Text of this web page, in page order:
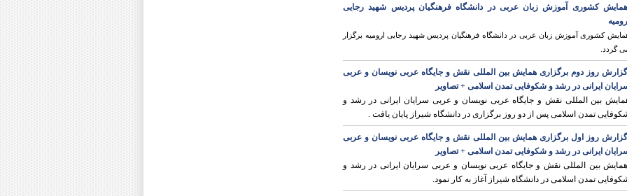
همایش کشوری آموزش زبان عربی در دانشگاه فرهنگیان پردیس شهید رجایی
ارومیه
کشوری آموزش زبان عربی در دانشگاه فرهنگیان پردیس شهید رجایی ارومیه برگزار
گردد.
گزارش روز دوم برگزاری همایش بین المللی نقش و جایگاه عربی نویسان و عربی
ایرانی در رشد و شکوفایی تمدن اسلامی + تصاویر
بین المللی نقش و جایگاه عربی نویسان و عربی سرایان ایرانی در رشد و
تمدن اسلامی پس از دو روز برگزاری در دانشگاه شیراز پایان یافت .
گزارش روز اول برگزاری همایش بین المللی نقش و جایگاه عربی نویسان و عربی
ایرانی در رشد و شکوفایی تمدن اسلامی + تصاویر
همایش بین المللی نقش و جایگاه عربی نویسان و عربی سرایان ایرانی در رشد و
تمدن اسلامی در دانشگاه شیراز آغاز به کار نمود.